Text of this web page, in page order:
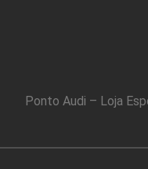
Ponto Audi – Loja